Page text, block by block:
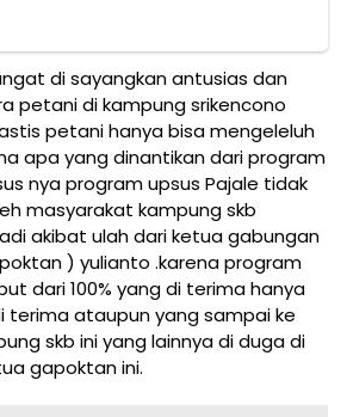
di sayangkan antusias dan
petani di kampung srikencono
petani hanya bisa mengeleluh
apa yang dinantikan dari program
nya program upsus Pajale tidak
masyarakat kampung skb
akibat ulah dari ketua gabungan
) yulianto .karena program
dari 100% yang di terima hanya
terima ataupun yang sampai ke
skb ini yang lainnya di duga di
gapoktan ini.